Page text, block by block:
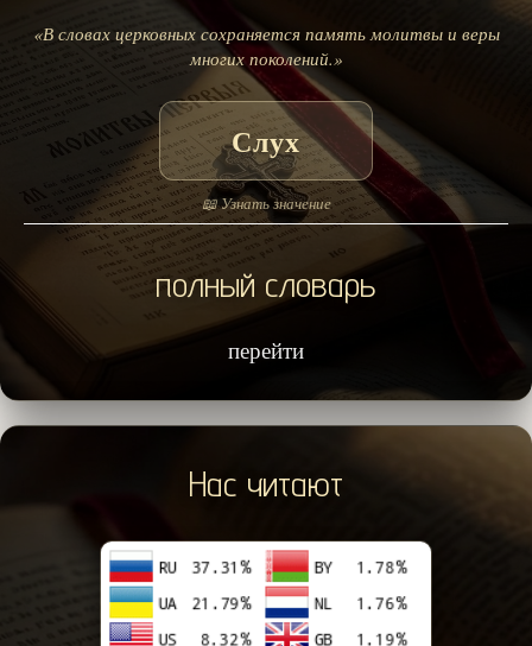
«В словах церковных сохраняется память молитвы и веры
многих поколений.»
Слух
📖 Узнать значение
полный словарь
перейти
Нас читают